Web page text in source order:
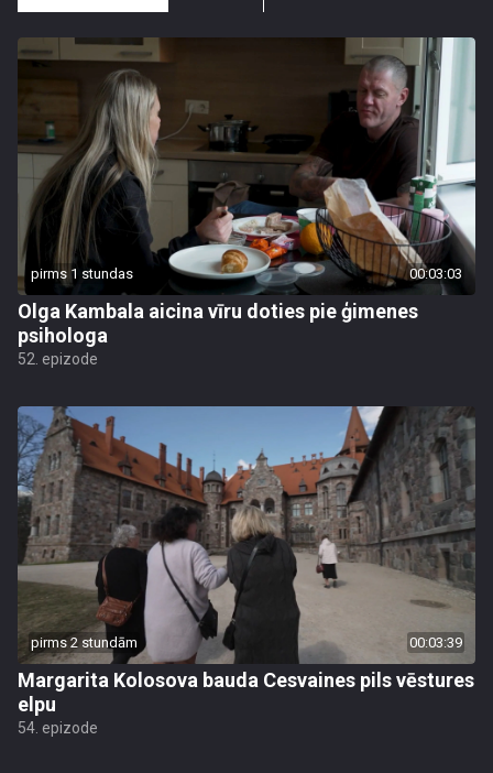
pirms 1 stundas 00:03:03
Olga Kambala aicina vīru doties pie ģimenes
psihologa
52. epizode
pirms 2 stundām 00:03:39
Margarita Kolosova bauda Cesvaines pils vēstures
elpu
54. epizode